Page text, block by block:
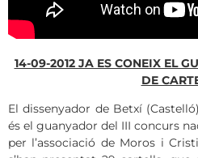
14-09-2012 JA ES CONEIX EL
DE
El dissenyador de Betxí
és el guanyador del III concurs
per l’associació de Moros i